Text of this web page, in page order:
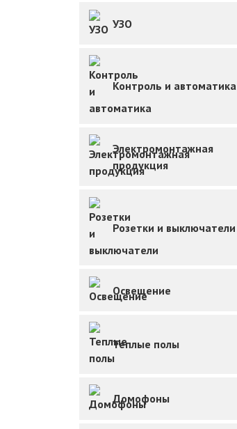
УЗО
Контроль и автоматика
Электромонтажная
продукция
Розетки и выключатели
Освещение
Теплые полы
Домофоны